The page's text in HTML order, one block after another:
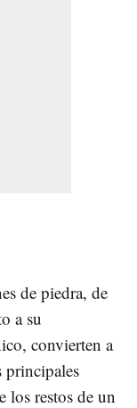
de piedra, de
a su
convierten a
principales
los restos de un